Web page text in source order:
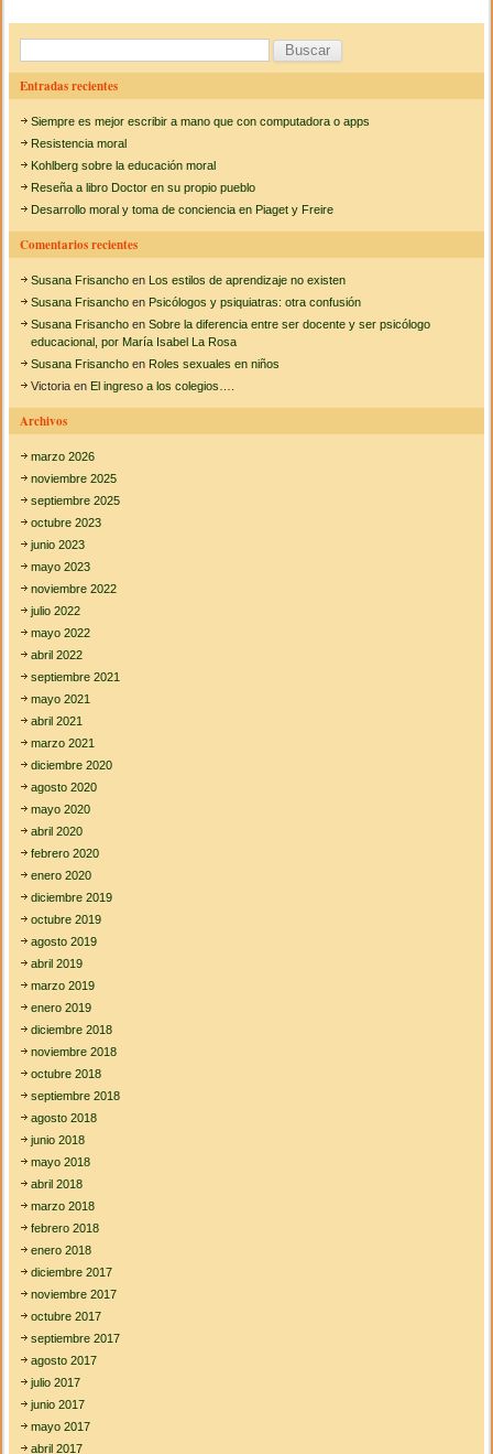
b
o
o
k
ar
tir
r
e
s
u
c
a
Entradas recientes
Siempre es mejor escribir a mano que con computadora o apps
Resistencia moral
Kohlberg sobre la educación moral
Reseña a libro Doctor en su propio pueblo
Desarrollo moral y toma de conciencia en Piaget y Freire
Comentarios recientes
Susana Frisancho enLos estilos de aprendizaje no existen
Susana Frisancho enPsicólogos y psiquiatras: otra confusión
Susana Frisancho enSobre la diferencia entre ser docente y ser psicólogo
educacional, por María Isabel La Rosa
Susana Frisancho enRoles sexuales en niños
Victoria enEl ingreso a los colegios….
Archivos
marzo 2026
noviembre 2025
septiembre 2025
octubre 2023
junio 2023
mayo 2023
noviembre 2022
julio 2022
mayo 2022
abril 2022
septiembre 2021
mayo 2021
abril 2021
marzo 2021
diciembre 2020
agosto 2020
mayo 2020
abril 2020
febrero 2020
enero 2020
diciembre 2019
octubre 2019
agosto 2019
abril 2019
marzo 2019
enero 2019
diciembre 2018
noviembre 2018
octubre 2018
septiembre 2018
agosto 2018
junio 2018
mayo 2018
abril 2018
marzo 2018
febrero 2018
enero 2018
diciembre 2017
noviembre 2017
octubre 2017
septiembre 2017
agosto 2017
julio 2017
junio 2017
mayo 2017
abril 2017